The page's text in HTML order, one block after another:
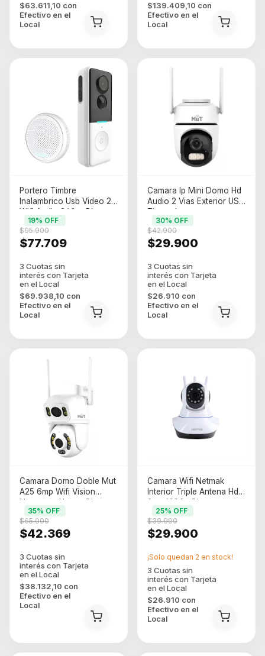
$63.611,10 con
Efectivo en el
Local
$139.409,10 con
Efectivo en el
Local
Portero Timbre
Inalambrico Usb Video 2k
Wifi Audio 2 Vias Blanco
$77.709
$95.900
19% OFF
$69.938,10 con
Efectivo en el
Local
Camara Ip Mini Domo Hd
Audio 2 Vias Exterior USB
Tipo-c Icsee
$29.900
$42.900
30% OFF
$26.910 con
Efectivo en el
Local
Camara Domo Doble Mut
A25 6mp Wifi Vision
Nocturna Alarma Blanco
$42.369
$65.000
35% OFF
$38.132,10 con
Efectivo en el
Local
Camara Wifi Netmak
Interior Triple Antena Hd
2mp 1080p Blanco
$29.900
$39.990
25% OFF
$26.910 con
Efectivo en el
Local
¡Solo quedan 2 en stock!